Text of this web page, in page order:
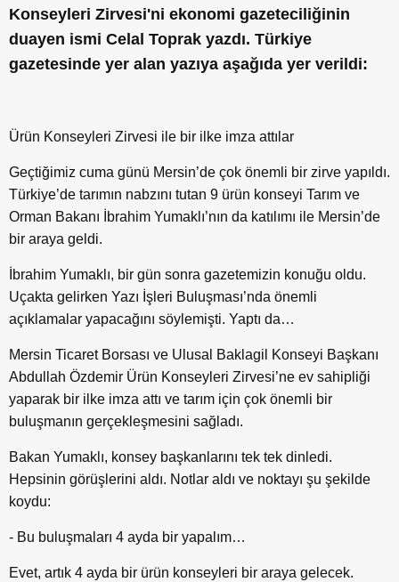
Konseyleri Zirvesi'ni ekonomi gazeteciliğinin
duayen ismi Celal Toprak yazdı. Türkiye
gazetesinde yer alan yazıya aşağıda yer verildi:
Ürün Konseyleri Zirvesi ile bir ilke imza attılar
Geçtiğimiz cuma günü Mersin’de çok önemli bir zirve yapıldı.
Türkiye’de tarımın nabzını tutan 9 ürün konseyi Tarım ve
Orman Bakanı İbrahim Yumaklı’nın da katılımı ile Mersin’de
bir araya geldi.
İbrahim Yumaklı, bir gün sonra gazetemizin konuğu oldu.
Uçakta gelirken Yazı İşleri Buluşması’nda önemli
açıklamalar yapacağını söylemişti. Yaptı da…
Mersin Ticaret Borsası ve Ulusal Baklagil Konseyi Başkanı
Abdullah Özdemir Ürün Konseyleri Zirvesi’ne ev sahipliği
yaparak bir ilke imza attı ve tarım için çok önemli bir
buluşmanın gerçekleşmesini sağladı.
Bakan Yumaklı, konsey başkanlarını tek tek dinledi.
Hepsinin görüşlerini aldı. Notlar aldı ve noktayı şu şekilde
koydu:
- Bu buluşmaları 4 ayda bir yapalım…
Evet, artık 4 ayda bir ürün konseyleri bir araya gelecek.